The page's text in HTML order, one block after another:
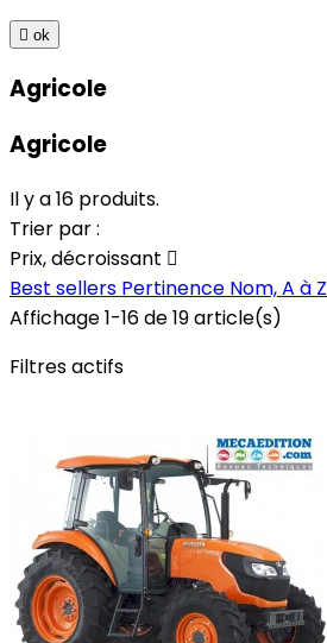
 ok
Agricole
Agricole
Il y a 16 produits.
Trier par :
Prix, décroissant 
Best sellers Pertinence Nom, A à Z
Affichage 1-16 de 19 article(s)
Filtres actifs